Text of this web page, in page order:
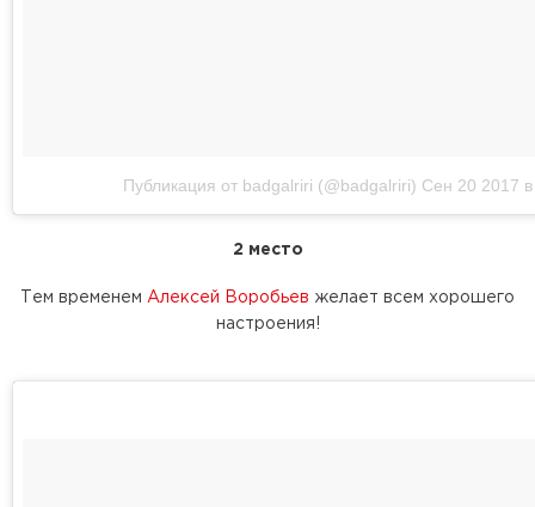
Публикация от badgalriri (@badgalriri) Сен 20 2017
2 место
Тем временем Алексей Воробьев желает всем хорошего
настроения!